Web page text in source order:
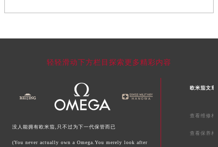
轻轻滑动下方栏目探索更多精彩内容
没人能拥有欧米茄,只不过为下一代保管而已
(You never actually own a Omega.You merely look after
欧米茄文章
查看维修相
查看保养相